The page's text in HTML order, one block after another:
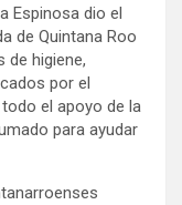
Espinosa dio el
de Quintana Roo
de higiene,
por el
el apoyo de la
para ayudar